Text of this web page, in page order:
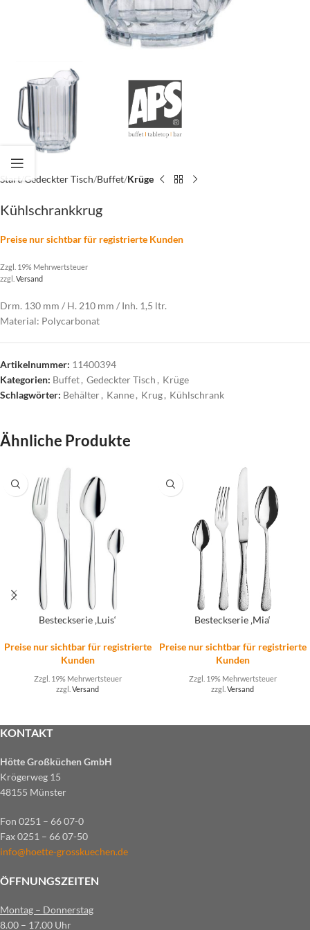
Start Gedeckter Tisch Buffet Krüge
Kühlschrankkrug
Preise nur sichtbar für registrierte Kunden
Zzgl. 19% Mehrwertsteuer
zzgl. Versand
Drm. 130 mm / H. 210 mm / Inh. 1,5 ltr.
Material: Polycarbonat
Artikelnummer: 11400394
Kategorien: Buffet, Gedeckter Tisch , Krüge
Schlagwörter: Behälter, Kanne, Krug, Kühlschrank
Ähnliche Produkte
Besteckserie ‚Luis‘
Preise nur sichtbar für registrierte
Kunden
Zzgl. 19% Mehrwertsteuer
zzgl. Versand
Besteckserie ‚Mia‘
Preise nur sichtbar für registrierte
Kunden
Zzgl. 19% Mehrwertsteuer
zzgl. Versand
KONTAKT
Hötte Großküchen GmbH
Krögerweg 15
48155 Münster
Fon 0251 – 66 07-0
Fax 0251 – 66 07-50
info@hoette-grosskuechen.de
ÖFFNUNGSZEITEN
Montag – Donnerstag
8.00 – 17.00 Uhr